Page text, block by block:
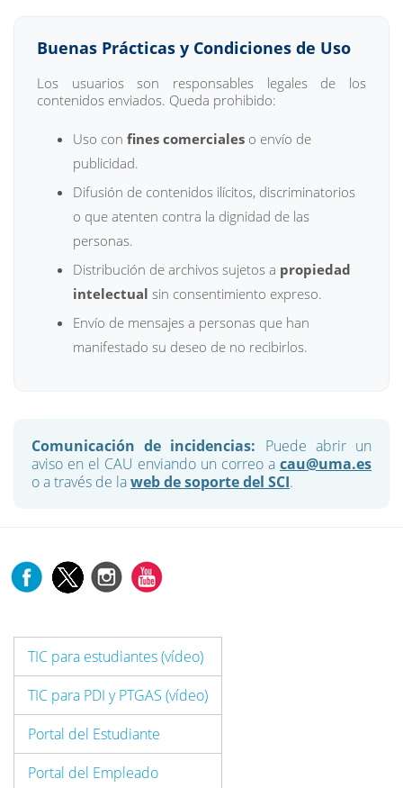
Buenas Prácticas y Condiciones de Uso
Los usuarios son responsables legales de los
contenidos enviados. Queda prohibido:
Uso con fines comerciales o envío de
publicidad.
Difusión de contenidos ilícitos, discriminatorios
o que atenten contra la dignidad de las
personas.
Distribución de archivos sujetos a propiedad
intelectual sin consentimiento expreso.
Envío de mensajes a personas que han
manifestado su deseo de no recibirlos.
Comunicación de incidencias: Puede abrir un
aviso en el CAU enviando un correo a cau@uma.es
o a través de laweb de soporte del SCI.
TIC para estudiantes (vídeo)
TIC para PDI y PTGAS (vídeo)
Portal del Estudiante
Portal del Empleado